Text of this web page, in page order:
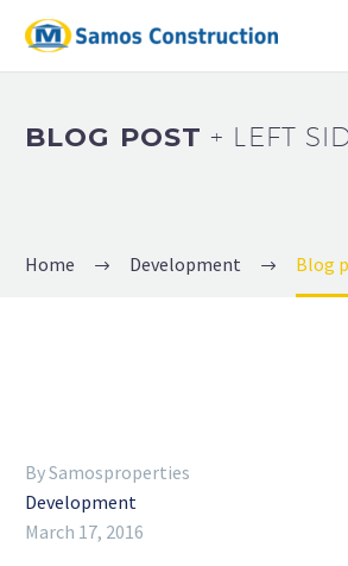
BLOG POST+ LEFT
Home Development Blog
By Samosproperties
Development
March 17, 2016